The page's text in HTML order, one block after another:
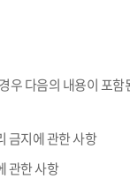
우 다음의 내용이 포함
금지에 관한 사항
관한 사항